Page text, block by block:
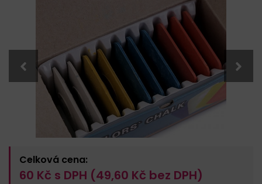
Celková cena:
60 Kč s DPH (49,60 Kč bez DPH)